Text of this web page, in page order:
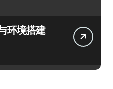
环境搭建